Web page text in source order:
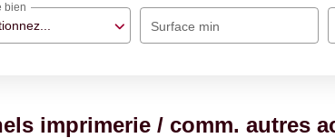
bien
Surface min
imprimerie / comm. autres